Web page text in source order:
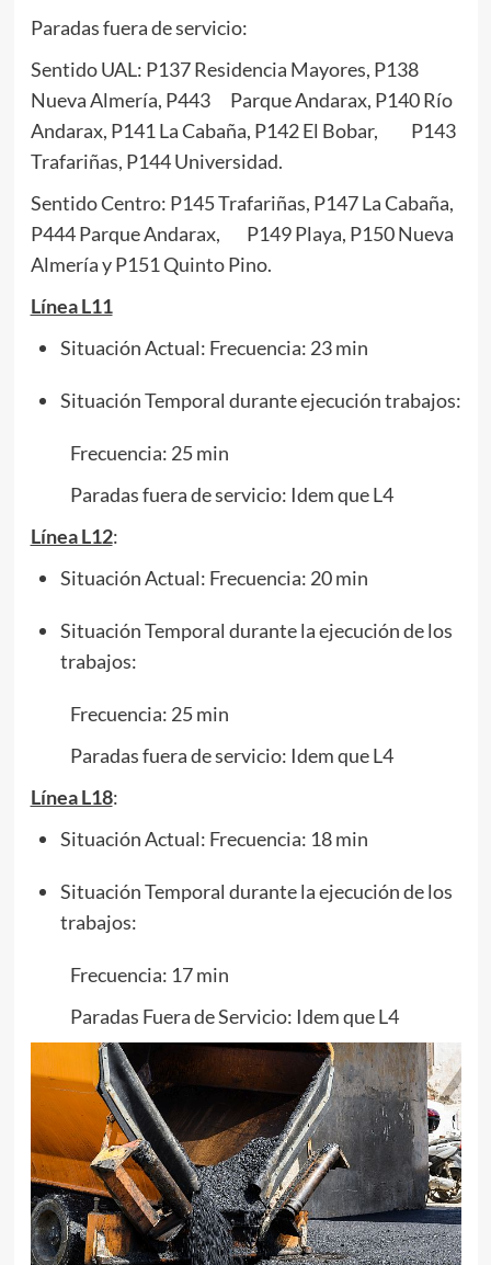
Paradas fuera de servicio:
Sentido UAL: P137 Residencia Mayores, P138
Nueva Almería, P443 Parque Andarax, P140 Río
Andarax, P141 La Cabaña, P142 El Bobar, P143
Trafariñas, P144 Universidad.
Sentido Centro: P145 Trafariñas, P147 La Cabaña,
P444 Parque Andarax, P149 Playa, P150 Nueva
Almería y P151 Quinto Pino.
Línea L11
Situación Actual: Frecuencia: 23 min
Situación Temporal durante ejecución trabajos:
Frecuencia: 25 min
Paradas fuera de servicio: Idem que L4
Línea L12:
Situación Actual: Frecuencia: 20 min
Situación Temporal durante la ejecución de los
trabajos:
Frecuencia: 25 min
Paradas fuera de servicio: Idem que L4
Línea L18:
Situación Actual: Frecuencia: 18 min
Situación Temporal durante la ejecución de los
trabajos:
Frecuencia: 17 min
Paradas Fuera de Servicio: Idem que L4